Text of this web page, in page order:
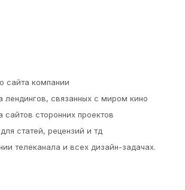
сайта компании
лендингов, связанных с миром кино
сайтов сторонних проектов
статей, рецензий и тд
телеканала и всех дизайн-задачах.